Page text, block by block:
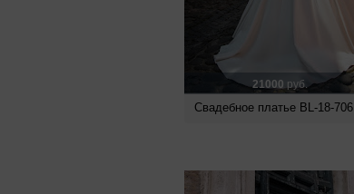
21000 руб.
Свадебное платье BL-18-706